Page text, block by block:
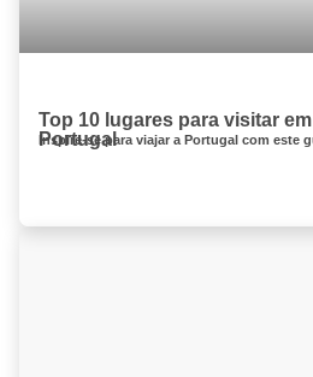
Top 10 lugares para visitar em
Portugal